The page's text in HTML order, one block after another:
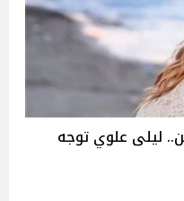
ليلى علوي توجه